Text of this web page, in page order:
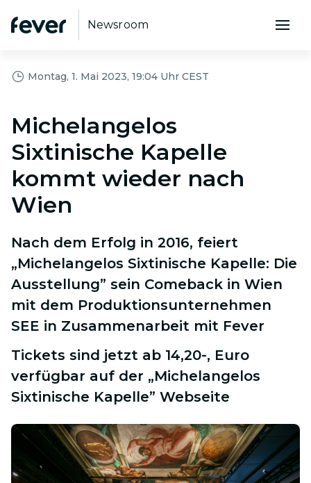
Newsroom
Montag, 1. Mai 2023, 19:04 Uhr CEST
Michelangelos
Sixtinische Kapelle
kommt wieder nach
Wien
Nach dem Erfolg in 2016, feiert
„Michelangelos Sixtinische Kapelle: Die
Ausstellung” sein Comeback in Wien
mit dem Produktionsunternehmen
SEE in Zusammenarbeit mit Fever
Tickets sind jetzt ab 14,20-, Euro
verfügbar auf der „Michelangelos
Sixtinische Kapelle” Webseite